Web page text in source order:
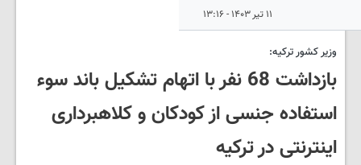
۱۱ تیر ۱۴۰۳ - ۱۳:۱۶
وزیر کشور ترکیه:
بازداشت 68 نفر با اتهام تشکیل باند سوء
استفاده جنسی از کودکان و کلاهبرداری
اینترنتی در ترکیه